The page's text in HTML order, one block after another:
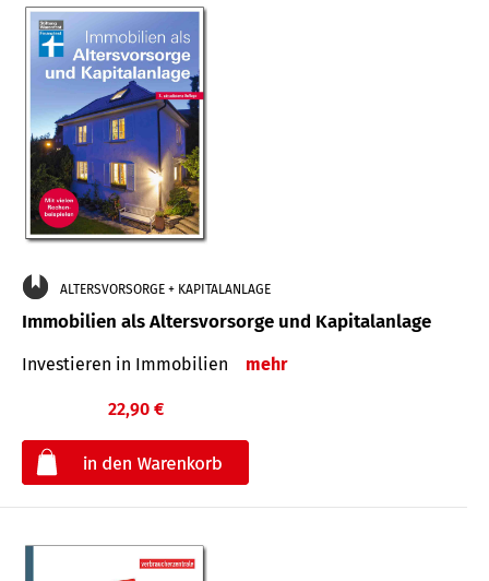
ALTERSVORSORGE + KAPITALANLAGE
Immobilien als Altersvorsorge und Kapitalanlage
Investieren in Immobilien mehr
22,90 €